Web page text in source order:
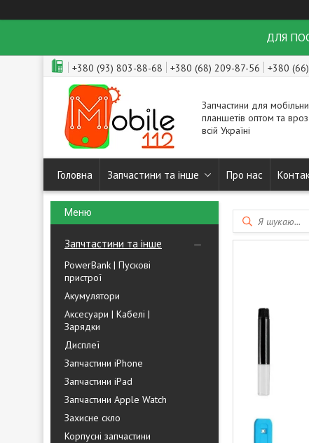
ДЛЯ
+380 (93) 803-88-68 +380 (68) 209-87-56 +380
Запчастини для
планшетів оптом та
всій Україні
Головна Запчастини та інше Про нас
Запчтастини та інше
PowerBank | Пускові
пристрої
Акумулятори
Аксесуари | Кабелі |
Зарядки
Дисплеї
Запчастини iPhone
Запчастини iPad
Запчастини Apple Watch
Захисне скло
Корпусні запчастини